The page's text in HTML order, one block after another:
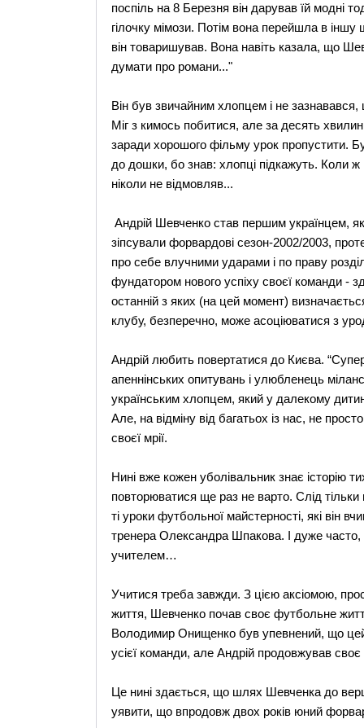
поспіль на 8 Березня він дарував їй модні
гілочку мімози. Потім вона перейшла в
він товаришував. Вона навіть казала, що
думати про романи..."
Він був звичайним хлопцем і не
Міг з кимось побитися, але за десять
заради хорошого фільму урок пропустити.
до дошки, бо знав: хлопці підкажуть. Коли ж
ніколи не відмовляв...
Андрій Шевченко став першим українцем,
зіпсували форвардові сезон-2002/2003,
про себе влучними ударами і по праву
фундатором нового успіху своєї команди -
останній з яких (на цей момент)
клубу, безперечно, може асоціюватися з
Андрій любить повертатися до Києва.
апеннінських опитувань і улюбленець
українським хлопцем, який у далекому
Але, на відміну від багатьох із нас, не
своєї мрії.
Нині вже кожен уболівальник знає історію
повторюватися ще раз не варто. Слід тільки
ті уроки футбольної майстерності, які він
тренера Олександра Шпакова. І дуже часто,
учителем…
Учитися треба завжди. З цією аксіомою,
життя, Шевченко почав своє футбольне
Володимир Онищенко був упевнений, що
усієї команди, але Андрій продовжував
Це нині здається, що шлях Шевченка до
уявити, що впродовж двох років юний